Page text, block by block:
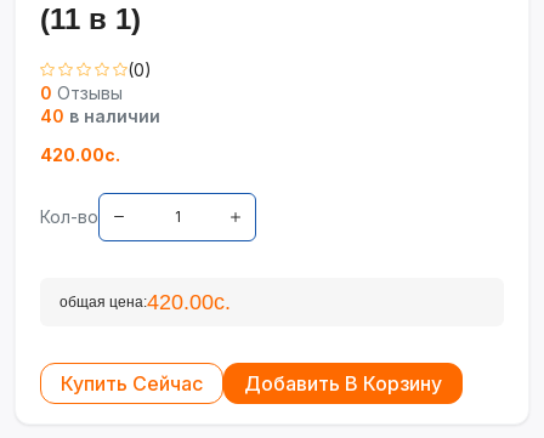
(11 в 1)
(0)
0 Отзывы
40 в наличии
420.00с.
Кол-во
общая цена:420.00с.
Купить Сейчас Добавить В Корзину